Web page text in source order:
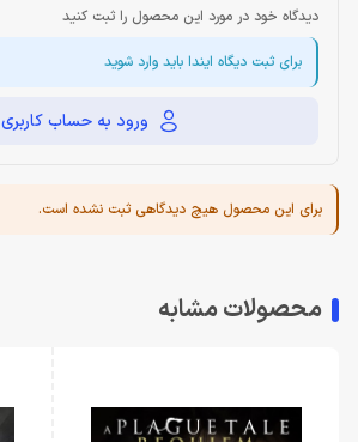
دیدگاه خود در مورد این محصول را ثبت کنید
برای ثبت دیگاه ایندا باید وارد شوید
ورود به حساب کاربری
برای این محصول هیچ دیدگاهی ثبت نشده است.
محصولات مشابه